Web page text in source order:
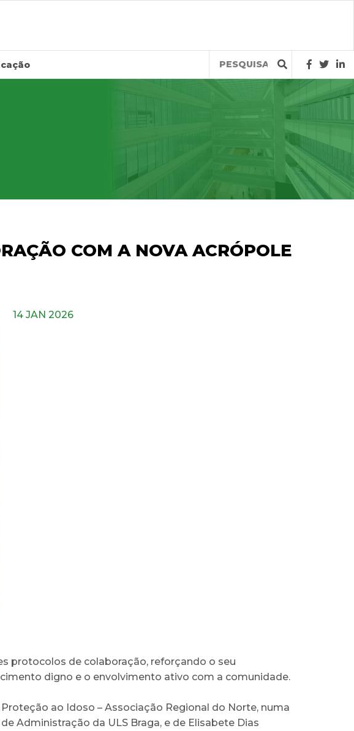
Query
COM A NOVA ACRÓPOLE
14 JAN 2026
protocolos de colaboração, reforçando o seu
digno e o envolvimento ativo com a comunidade.
ao Idoso – Associação Regional do Norte, numa
Administração da ULS Braga, e de Elisabete Dias